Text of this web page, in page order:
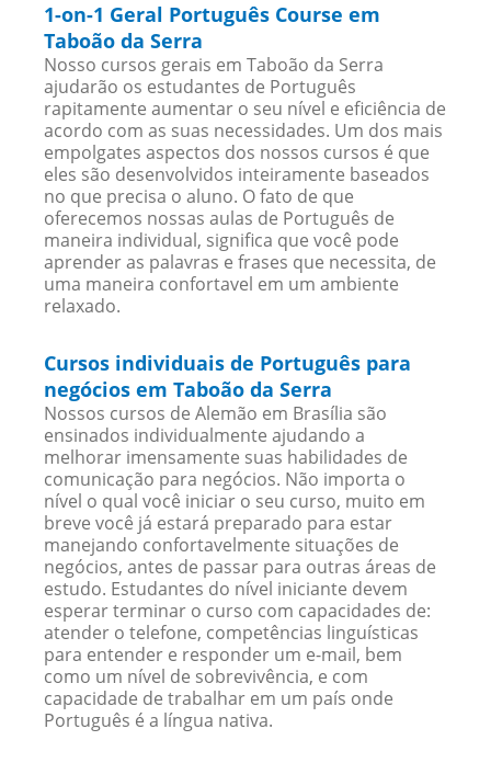
1-on-1 Geral Português Course em
Taboão da Serra
Nosso cursos gerais em Taboão da Serra
ajudarão os estudantes de Português
rapitamente aumentar o seu nível e eficiência de
acordo com as suas necessidades. Um dos mais
empolgates aspectos dos nossos cursos é que
eles são desenvolvidos inteiramente baseados
no que precisa o aluno. O fato de que
oferecemos nossas aulas de Português de
maneira individual, significa que você pode
aprender as palavras e frases que necessita, de
uma maneira confortavel em um ambiente
relaxado.
Cursos individuais de Português para
negócios em Taboão da Serra
Nossos cursos de Alemão em Brasília são
ensinados individualmente ajudando a
melhorar imensamente suas habilidades de
comunicação para negócios. Não importa o
nível o qual você iniciar o seu curso, muito em
breve você já estará preparado para estar
manejando confortavelmente situações de
negócios, antes de passar para outras áreas de
estudo. Estudantes do nível iniciante devem
esperar terminar o curso com capacidades de:
atender o telefone, competências linguísticas
para entender e responder um e-mail, bem
como um nível de sobrevivência, e com
capacidade de trabalhar em um país onde
Português é a língua nativa.